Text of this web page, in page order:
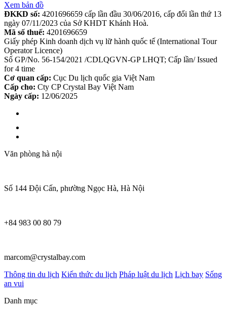
Xem bản đồ
ĐKKD số: 4201696659 cấp lần đầu 30/06/2016, cấp đổi lần thứ 13
ngày 07/11/2023 của Sở KHDT Khánh Hoà.
Mã số thuế: 4201696659
Giấy phép Kinh doanh dịch vụ lữ hành quốc tế (International Tour
Operator Licence)
Số GP/No. 56-154/2021 /CDLQGVN-GP LHQT; Cấp lần/ Issued
for 4 time
Cơ quan cấp: Cục Du lịch quốc gia Việt Nam
Cấp cho: Cty CP Crystal Bay Việt Nam
Ngày cấp: 12/06/2025
Văn phòng hà nội
Số 144 Đội Cấn, phường Ngọc Hà, Hà Nội
+84 983 00 80 79
marcom@crystalbay.com
Thông tin du lịch Kiến thức du lịch Pháp luật du lịch Lịch bay Sống
an vui
Danh mục